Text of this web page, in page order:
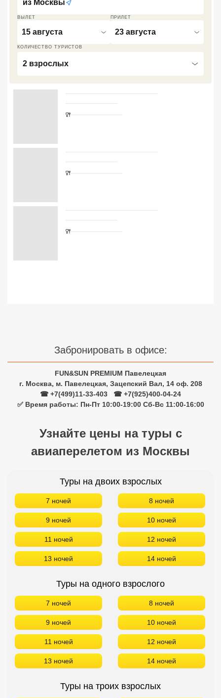
ВЫЛЕТ
15 августа
ПРИЛЕТ
23 августа
КОЛИЧЕСТВО ТУРИСТОВ
2 взрослых
из Москвы
Забронировать в офисе:
FUN&SUN PREMIUM Павелецкая
г. Москва, м. Павелецкая, Зацепский Вал, 14 оф. 208
☎ +7(499)11-33-403
☎ +7(925)400-04-24
✅ Время работы: Пн-Пт 10:00-19:00 Сб-Вс 11:00-16:00
Узнайте цены на туры с
авиаперелетом из Москвы
Туры на двоих взрослых
7 ночей 8 ночей
9 ночей 10 ночей
11 ночей 12 ночей
13 ночей 14 ночей
Туры на одного взрослого
7 ночей 8 ночей
9 ночей 10 ночей
11 ночей 12 ночей
13 ночей 14 ночей
Туры на троих взрослых
Сетевые отели Турции
Сетевые отели Египта
Сетевые отели Таиланда
Сетевые отели Маврикия